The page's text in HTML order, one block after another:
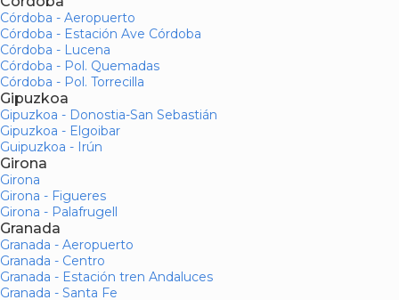
Córdoba - Aeropuerto
Córdoba - Estación Ave Córdoba
Córdoba - Lucena
Córdoba - Pol. Quemadas
Córdoba - Pol. Torrecilla
Gipuzkoa
Gipuzkoa - Donostia-San Sebastián
Gipuzkoa - Elgoibar
Guipuzkoa - Irún
Girona
Girona
Girona - Figueres
Girona - Palafrugell
Granada
Granada - Aeropuerto
Granada - Centro
Granada - Estación tren Andaluces
Granada - Santa Fe